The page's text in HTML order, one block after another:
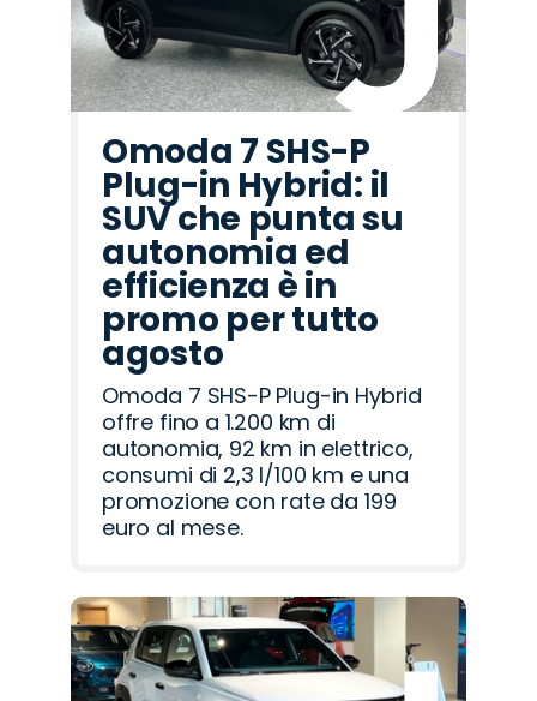
Omoda 7 SHS-P
Plug-in Hybrid: il
SUV che punta su
autonomia ed
efficienza è in
promo per tutto
agosto
Omoda 7 SHS-P Plug-in Hybrid
offre fino a 1.200 km di
autonomia, 92 km in elettrico,
consumi di 2,3 l/100 km e una
promozione con rate da 199
euro al mese.